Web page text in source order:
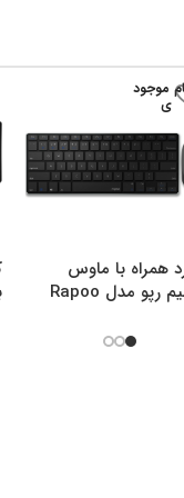
موجود
ی
همراه با ماوس
بی‌سیم رپو مدل Rapoo